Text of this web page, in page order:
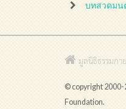
บทสวดมน
มูลนิธิธรรมกาย
© copyright
Foundation.